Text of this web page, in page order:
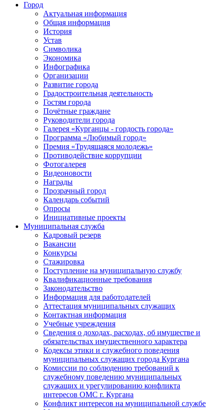
Город
Актуальная информация
Общая информация
История
Устав
Символика
Экономика
Инфографика
Организации
Развитие города
Градостроительная деятельность
Гостям города
Почётные граждане
Руководители города
Галерея «Курганцы - гордость города»
Программа «Любимый город»
Премия «Трудящаяся молодежь»
Противодействие коррупции
Фотогалерея
Видеоновости
Награды
Прозрачный город
Календарь событий
Опросы
Инициативные проекты
Муниципальная служба
Кадровый резерв
Вакансии
Конкурсы
Стажировка
Поступление на муниципальную службу
Квалификационные требования
Законодательство
Информация для работодателей
Аттестация муниципальных служащих
Контактная информация
Учебные учреждения
Сведения о доходах, расходах, об имуществе и
обязательствах имущественного характера
Кодексы этики и служебного поведения
муниципальных служащих города Кургана
Комиссии по соблюдению требований к
служебному поведению муниципальных
служащих и урегулированию конфликта
интересов ОМС г. Кургана
Конфликт интересов на муниципальной службе